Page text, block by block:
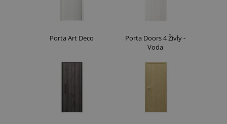
Porta Art Deco
Porta Doors 4 Živly -
Voda